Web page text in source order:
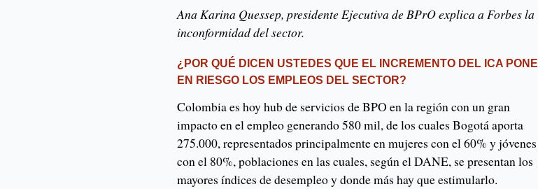
Ana Karina Quessep, presidente Ejecutiva de BPrO explica a Forbes la
inconformidad del sector.
¿POR QUÉ DICEN USTEDES QUE EL INCREMENTO DEL ICA PONE
EN RIESGO LOS EMPLEOS DEL SECTOR?
Colombia es hoy hub de servicios de BPO en la región con un gran
impacto en el empleo generando 580 mil, de los cuales Bogotá aporta
275.000, representados principalmente en mujeres con el 60% y jóvenes
con el 80%, poblaciones en las cuales, según el DANE, se presentan los
mayores índices de desempleo y donde más hay que estimularlo.